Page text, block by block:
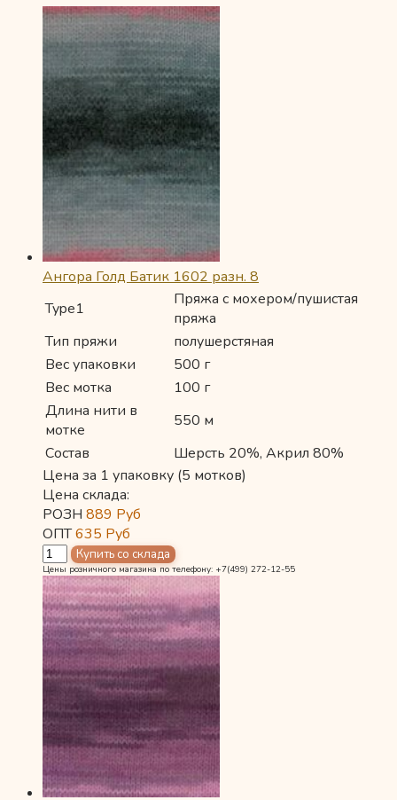
Ангора Голд Батик 1602 разн. 8
Type1
Пряжа с мохером/пушистая
пряжа
Тип пряжи
полушерстяная
Вес упаковки
500 г
Вес мотка
100 г
Длина нити в
мотке
550 м
Состав
Шерсть 20%, Акрил 80%
Цена за 1 упаковку (5 мотков)
Цена склада:
РОЗН 889 Руб
ОПТ635 Руб
Цены розничного магазина по телефону: +7(499) 272-12-55